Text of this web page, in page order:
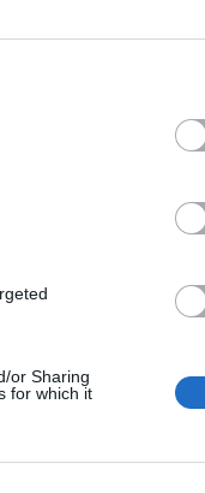
or Sharing
for which it